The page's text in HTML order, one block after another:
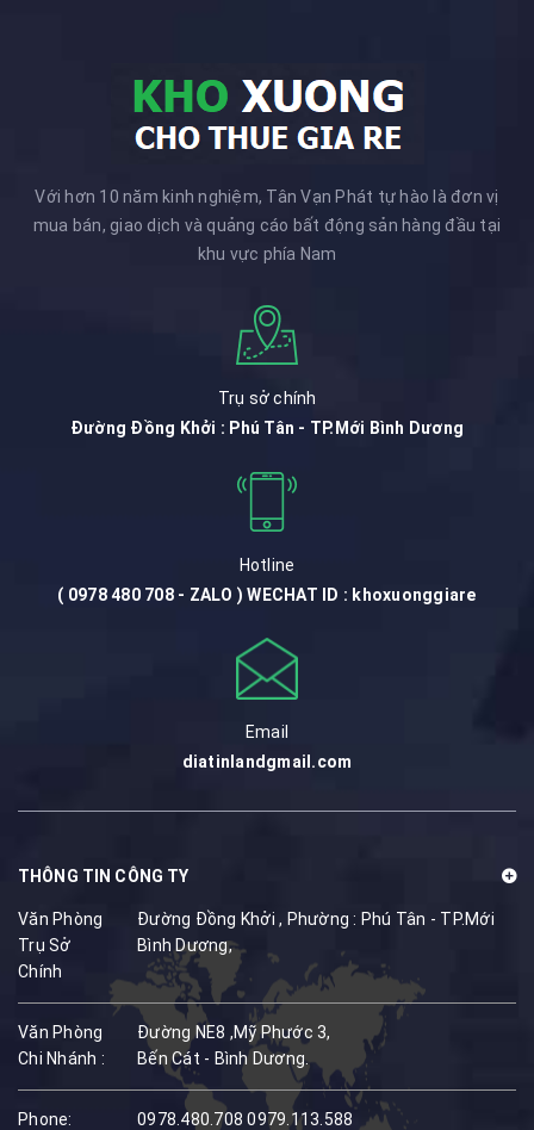
Với hơn 10 năm kinh nghiệm, Tân Vạn Phát tự hào là đơn vị
mua bán, giao dịch và quảng cáo bất động sản hàng đầu tại
khu vực phía Nam
Trụ sở chính
Đường Đồng Khởi : Phú Tân - TP.Mới Bình Dương
Hotline
( 0978 480 708 - ZALO ) WECHAT ID : khoxuonggiare
Email
diatinlandgmail.com
THÔNG TIN CÔNG TY
Văn Phòng
Trụ Sở
Chính
Đường Đồng Khởi , Phường : Phú Tân - TP.Mới
Bình Dương,
Văn Phòng
Chi Nhánh :
Đường NE8 ,Mỹ Phước 3,
Bến Cát - Bình Dương.
Phone: 0978.480.7080979.113.588